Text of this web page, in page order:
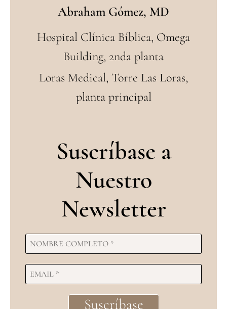
Abraham Gómez, MD
Hospital Clínica Bíblica, Omega
Building, 2nda planta
Loras Medical, Torre Las Loras,
planta principal
Suscríbase a
Nuestro
Newsletter